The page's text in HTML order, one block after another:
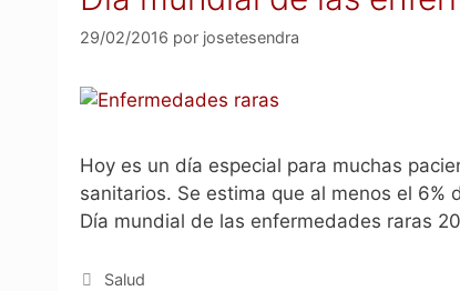
29/02/2016 por josetesendra
Hoy es un día especial para muchas
sanitarios. Se estima que al menos el
Día mundial de las enfermedades raras
Categorías
Salud